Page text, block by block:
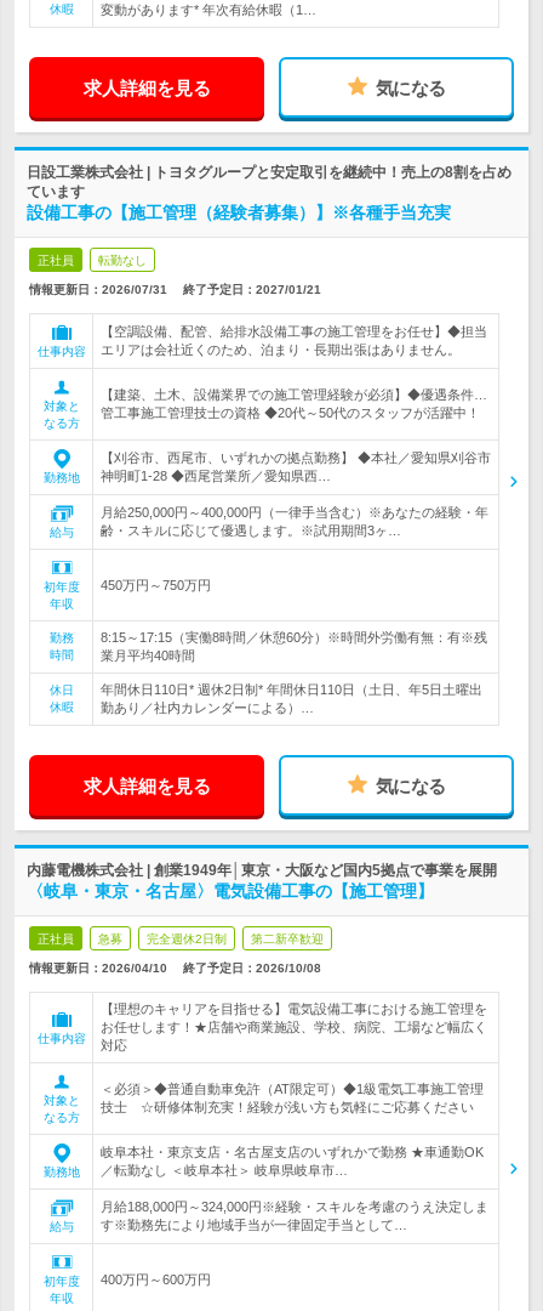
休暇
変動があります* 年次有給休暇（1…
求人詳細を見る 気になる
日設工業株式会社 | トヨタグループと安定取引を継続中！売上の8割を占め
ています
設備工事の【施工管理（経験者募集）】※各種手当充実
正社員 転勤なし
情報更新日：2026/07/31 終了予定日： 2027/01/21
仕事内容
【空調設備、配管、給排水設備工事の施工管理をお任せ】◆担当
エリアは会社近くのため、泊まり・長期出張はありません。
対象と
なる方
【建築、土木、設備業界での施工管理経験が必須】◆優遇条件…
管工事施工管理技士の資格 ◆20代～50代のスタッフが活躍中！
勤務地
【刈谷市、西尾市、いずれかの拠点勤務】 ◆本社／愛知県刈谷市
神明町1-28 ◆西尾営業所／愛知県西…
給与
月給250,000円～400,000円（一律手当含む）※あなたの経験・年
齢・スキルに応じて優遇します。※試用期間3ヶ…
初年度
年収
450万円～750万円
勤務
時間
8:15～17:15（実働8時間／休憩60分）※時間外労働有無：有※残
業月平均40時間
休日
休暇
年間休日110日* 週休2日制* 年間休日110日（土日、年5日土曜出
勤あり／社内カレンダーによる）…
求人詳細を見る 気になる
内藤電機株式会社 | 創業1949年│東京・大阪など国内5拠点で事業を展開
〈岐阜・東京・名古屋〉電気設備工事の【施工管理】
正社員 急募 完全週休2日制 第二新卒歓迎
情報更新日：2026/04/10 終了予定日： 2026/10/08
仕事内容
【理想のキャリアを目指せる】電気設備工事における施工管理を
お任せします！★店舗や商業施設、学校、病院、工場など幅広く
対応
対象と
なる方
＜必須＞◆普通自動車免許（AT限定可）◆1級電気工事施工管理
技士 ☆研修体制充実！経験が浅い方も気軽にご応募ください
勤務地
岐阜本社・東京支店・名古屋支店のいずれかで勤務 ★車通勤OK
／転勤なし ＜岐阜本社＞ 岐阜県岐阜市…
給与
月給188,000円～324,000円※経験・スキルを考慮のうえ決定しま
す※勤務先により地域手当が一律固定手当として…
初年度
年収
400万円～600万円